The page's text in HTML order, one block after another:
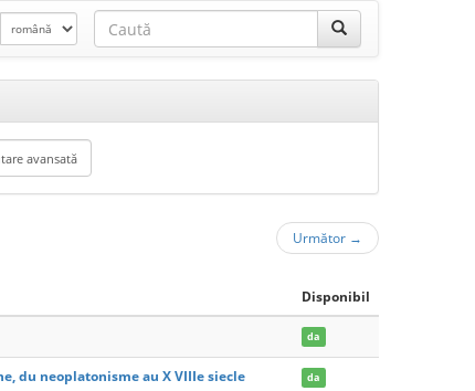
Următor →
Disponibil
da
du neoplatonisme au X VIIIe siecle da